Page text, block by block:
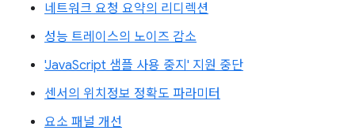
네트워크 요청 요약의 리디렉션
성능 트레이스의 노이즈 감소
'JavaScript 샘플 사용 중지' 지원 중단
센서의 위치정보 정확도 파라미터
요소 패널 개선